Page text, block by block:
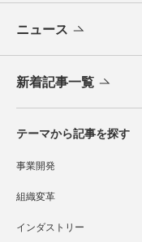
ニュース
新着記事一覧
テーマから記事を探す
事業開発
組織変革
インダストリー